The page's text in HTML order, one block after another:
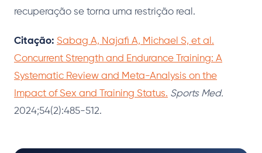
recuperação se torna uma restrição real.
Citação: Sabag A, Najafi A, Michael S, et al.
Concurrent Strength and Endurance Training: A
Systematic Review and Meta-Analysis on the
Impact of Sex and Training Status. Sports Med.
2024;54(2):485-512.